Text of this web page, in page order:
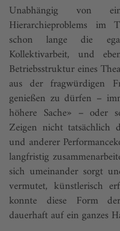
Unabhängig von
Hierarchieproblems im
schon lange die
Kollektivarbeit, und
Betriebsstruktur eines
aus der fragwürdigen
genießen zu dürfen –
höhere Sache» – oder
Zeigen nicht tatsächlich
und anderer
langfristig
sich umeinander sorgt
vermutet, künstlerisch
konnte diese Form
dauerhaft auf ein ganzes